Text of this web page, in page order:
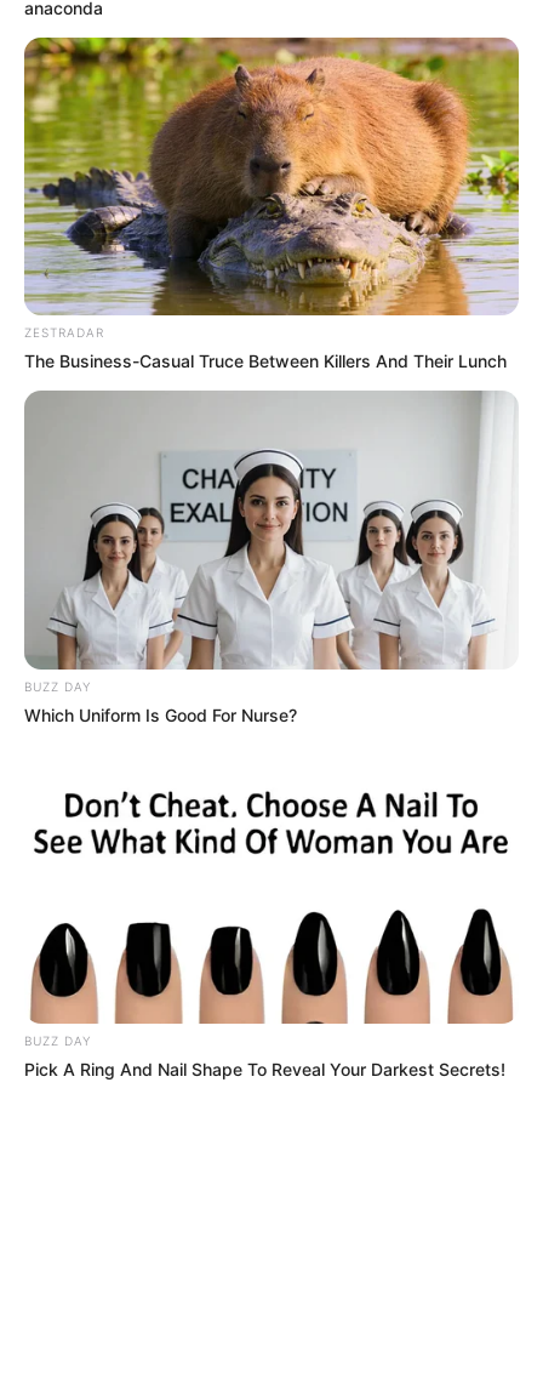
LEA TAMBIÉN
Yamil rindió cuentas por el 2025:
así es el balance de su gestión
como gobernador de Bolívar
Otra indicación es esperar unos minutos antes de volver
a encender los equiposcuando regrese la energía,
especialmente aquellos que requieren mayor consumo
eléctrico, como aires acondicionados o neveras.
las instalaciones eléctricas
cuando sea necesario. Para este tipo de trabajos, se
recomienda acudir a personal certificado.
Finalmente,Afinia recordó que los usuariospueden
reportar novedades o consultar información sobre el
servicio através de la línea 115,
su aplicación móvil
Afiniapp y los canales digitales donde se publica la
programación de trabajos.
COMPARTIR
CORTES DE LUZ
CORTES DE LUZ EN BOLÍVAR
CORTES DE LUZ EN CARTAGENA
AFINIA
INTERRUPCIÓN DEL SERVICIO DE ENERGÍA
MANTÉNGASE EN ALERTA
anaconda
ZESTRADAR
The Business-Casual Truce Between Killers And Their Lunch
BUZZ DAY
Which Uniform Is Good For Nurse?
BUZZ DAY
Pick A Ring And Nail Shape To Reveal Your Darkest Secrets!